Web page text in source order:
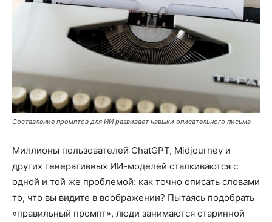
Составление промптов для ИИ развивает навыки описательного письма
Миллионы пользователей ChatGPT, Midjourney и
других генеративных ИИ-моделей сталкиваются с
одной и той же проблемой: как точно описать словами
то, что вы видите в воображении? Пытаясь подобрать
«правильный промпт», люди занимаются старинной